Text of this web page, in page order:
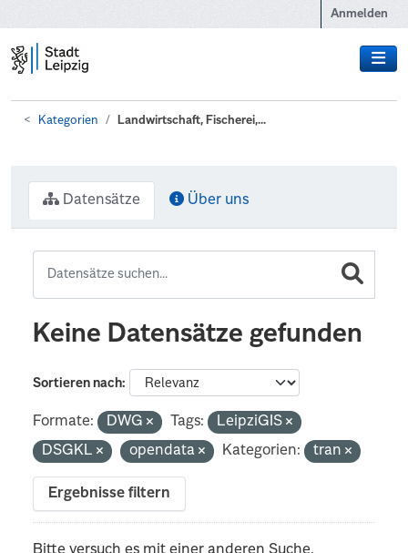
Anmelden
Kategorien Landwirtschaft, Fischerei,...
Datensätze Über uns
Keine Datensätze gefunden
Sortieren nach
Formate: DWG Tags:
LeipziGIS
DSGKL
opendata Kategorien: tran
Ergebnisse filtern
Bitte versuch es mit einer anderen Suche.